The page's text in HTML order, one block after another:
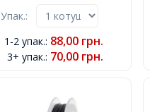
0.45мм, близько 50м/
Упак.:
1-2 упак.: 88,00 грн.
3+ упак.: 70,00 грн.